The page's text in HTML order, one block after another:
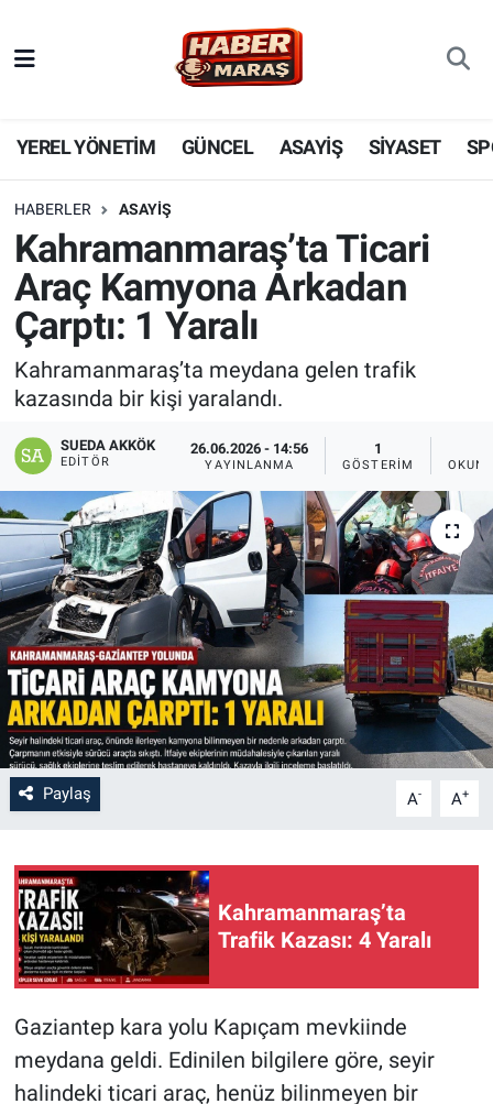
YEREL YÖNETİM GÜNCEL ASAYİŞ SİYASET
HABERLER ASAYİŞ
Kahramanmaraş’ta Ticari
Araç Kamyona Arkadan
Çarptı: 1 Yaralı
Kahramanmaraş’ta meydana gelen trafik
kazasında bir kişi yaralandı.
SUEDA AKKÖK
EDITÖR
26.06.2026 - 14:56
YAYINLANMA
1
GÖSTERIM
Paylaş A- A+
Kahramanmaraş’ta
Trafik Kazası: 4 Yaralı
Gaziantep kara yolu Kapıçam mevkiinde
meydana geldi. Edinilen bilgilere göre, seyir
halindeki ticari araç, henüz bilinmeyen bir
YEREL YÖNETİM
GÜNCEL
BİLİM VE TEKNOLOJİ
KADIN AİLE
SPOR
DÜNYA
SAĞLIK
YAŞAM
EĞİTİM
ASAYİŞ
MAGAZİN
KÜLTÜR-SANAT
ÇEVRE
Nöbetçi Eczaneler
Hava Durumu
Trafik Durumu
Süper Lig Puan Durumu ve Fikstür
Tüm Manşetler
Son Dakika Haberleri